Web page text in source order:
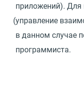
приложений). Для
(управление
в данном случае
программиста.